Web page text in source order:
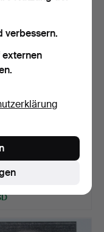
DEMMERLE
Fotografie, C Pri…
8. Okt 2025
verbessern.
externen